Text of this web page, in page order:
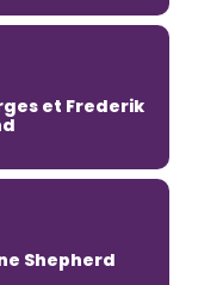
et Frederik
Shepherd